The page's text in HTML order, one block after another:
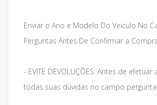
Enviar o Ano e Modelo Do Veiculo No
Perguntas Antes De Confirmar a
- EVITE DEVOLUÇÕES: Antes de
todas suas dúvidas no campo